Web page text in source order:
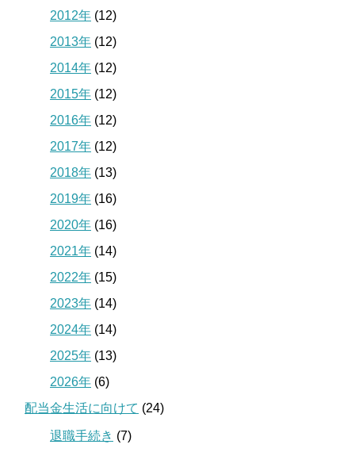
2012年 (12)
2013年 (12)
2014年 (12)
2015年 (12)
2016年 (12)
2017年 (12)
2018年 (13)
2019年 (16)
2020年 (16)
2021年 (14)
2022年 (15)
2023年 (14)
2024年 (14)
2025年 (13)
2026年 (6)
配当金生活に向けて (24)
退職手続き (7)